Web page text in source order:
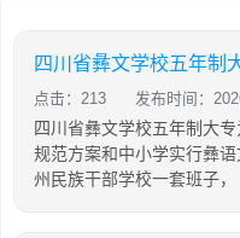
点击：213 发布时间：
四川省彝文学校五年制大
规范方案和中小学实行彝
州民族干部学校一套班子，